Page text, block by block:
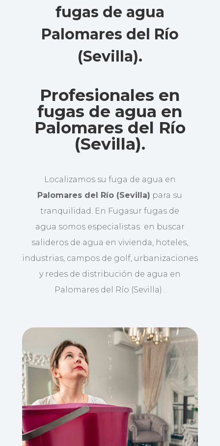
fugas de agua
Palomares del Río
(Sevilla).
Profesionales en
fugas de agua en
Palomares del Río
(Sevilla).
Localizamos su fuga de agua en
Palomares del Río (Sevilla) para su
tranquilidad. En Fugasur fugas de
agua somos especialistas en buscar
salideros de agua en vivienda, hoteles,
industrias, campos de golf, urbanizaciones
y redes de distribución de agua en
Palomares del Río (Sevilla) .